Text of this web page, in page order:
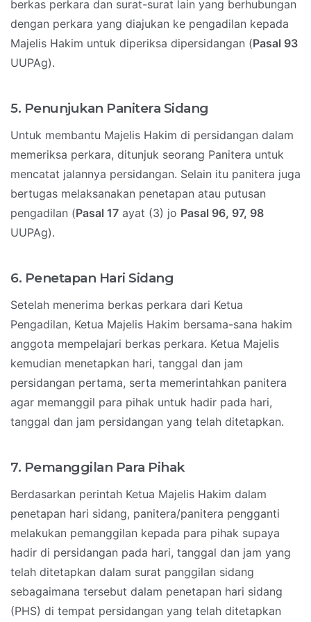
berkas perkara dan surat-surat lain yang berhubungan
dengan perkara yang diajukan ke pengadilan kepada
Majelis Hakim untuk diperiksa dipersidangan (Pasal 93
UUPAg).
5. Penunjukan Panitera Sidang
Untuk membantu Majelis Hakim di persidangan dalam
memeriksa perkara, ditunjuk seorang Panitera untuk
mencatat jalannya persidangan. Selain itu panitera juga
bertugas melaksanakan penetapan atau putusan
pengadilan (Pasal 17 ayat (3) jo Pasal 96, 97, 98
UUPAg).
6. Penetapan Hari Sidang
Setelah menerima berkas perkara dari Ketua
Pengadilan, Ketua Majelis Hakim bersama-sana hakim
anggota mempelajari berkas perkara. Ketua Majelis
kemudian menetapkan hari, tanggal dan jam
persidangan pertama, serta memerintahkan panitera
agar memanggil para pihak untuk hadir pada hari,
tanggal dan jam persidangan yang telah ditetapkan.
7. Pemanggilan Para Pihak
Berdasarkan perintah Ketua Majelis Hakim dalam
penetapan hari sidang, panitera/panitera pengganti
melakukan pemanggilan kepada para pihak supaya
hadir di persidangan pada hari, tanggal dan jam yang
telah ditetapkan dalam surat panggilan sidang
sebagaimana tersebut dalam penetapan hari sidang
(PHS) di tempat persidangan yang telah ditetapkan